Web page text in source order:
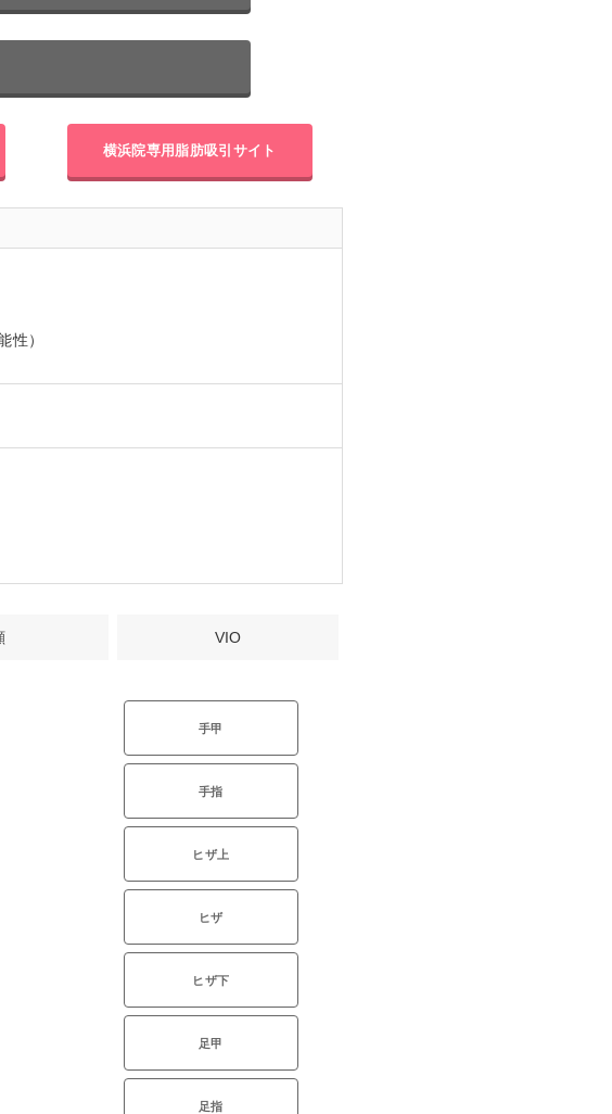
横浜院専用 脂肪吸引サイト
性）
VIO
手甲
手指
ヒザ上
ヒザ
ヒザ下
足甲
足指